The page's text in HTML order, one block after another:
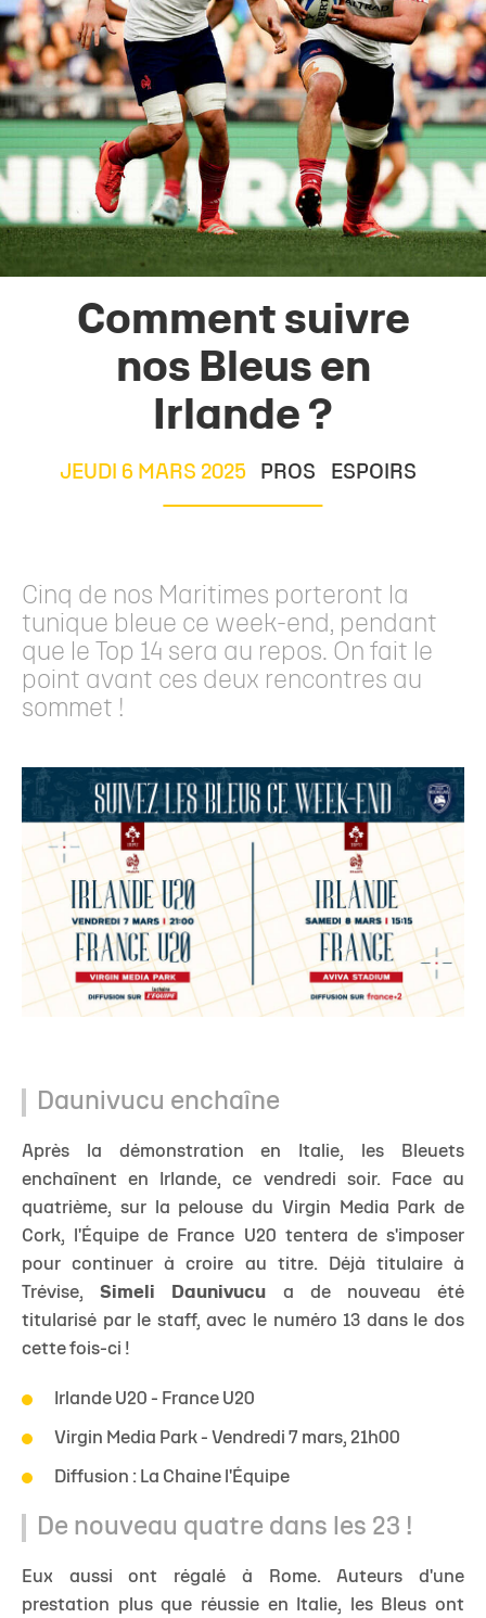
Comment suivre
nos Bleus en
Irlande ?
JEUDI 6 MARS 2025 PROS ESPOIRS
Cinq de nos Maritimes porteront la
tunique bleue ce week-end, pendant
que le Top 14 sera au repos. On fait le
point avant ces deux rencontres au
sommet !
Daunivucu enchaîne
Après la démonstration en Italie, les Bleuets
enchaînent en Irlande, ce vendredi soir. Face au
quatrième, sur la pelouse du Virgin Media Park de
Cork, l'Équipe de France U20 tentera de s'imposer
pour continuer à croire au titre. Déjà titulaire à
Trévise,Simeli Daunivucu a de nouveau été
titularisé par le staff, avec le numéro 13 dans le dos
cette fois-ci !
Irlande U20 - France U20
Virgin Media Park - Vendredi 7 mars, 21h00
Diffusion : La Chaine l'Équipe
De nouveau quatre dans les 23 !
Eux aussi ont régalé à Rome. Auteurs d'une
prestation plus que réussie en Italie, les Bleus ont